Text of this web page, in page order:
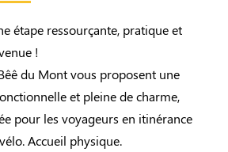
étape ressourçante, pratique et
!
du Mont vous proposent une
et pleine de charme,
pour les voyageurs en itinérance
Accueil physique.